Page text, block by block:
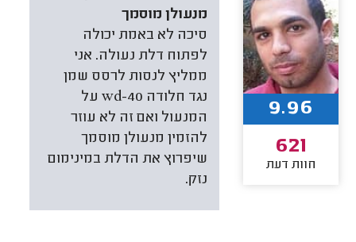
מנעולן מוסמך
סיכה לא באמת יכולה
לפתוח דלת נעולה. אני
ממליץ לנסות לרסס שמן
נגד חלודה wd-40 על
המנעול ואם זה לא עוזר
להזמין מנעולן מוסמך
שיפרוץ את הדלת במינימום
נזק.
9.96
621
חוות דעת